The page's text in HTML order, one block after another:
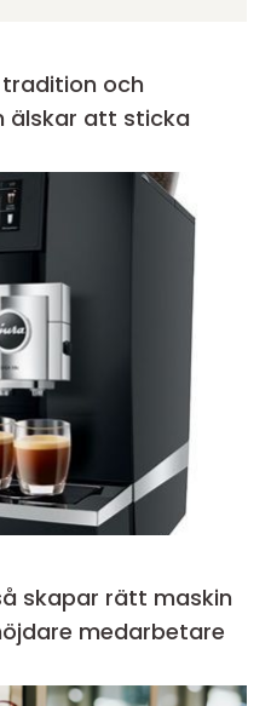
älskar att sticka
skapar rätt maskin
medarbetare